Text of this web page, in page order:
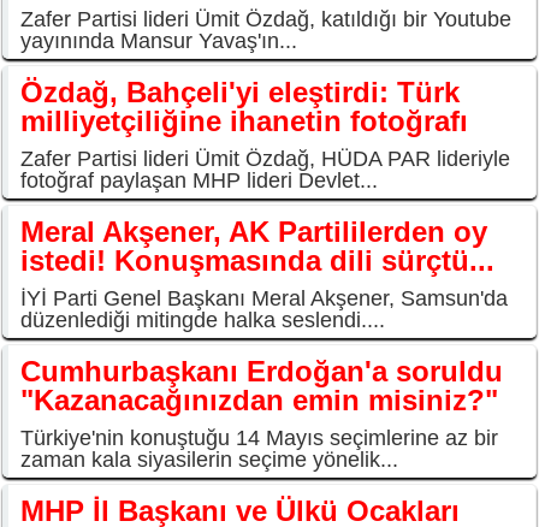
Zafer Partisi lideri Ümit Özdağ, katıldığı bir Youtube
yayınında Mansur Yavaş'ın...
Özdağ, Bahçeli'yi eleştirdi: Türk
milliyetçiliğine ihanetin fotoğrafı
Zafer Partisi lideri Ümit Özdağ, HÜDA PAR lideriyle
fotoğraf paylaşan MHP lideri Devlet...
Meral Akşener, AK Partililerden oy
istedi! Konuşmasında dili sürçtü...
İYİ Parti Genel Başkanı Meral Akşener, Samsun'da
düzenlediği mitingde halka seslendi....
Cumhurbaşkanı Erdoğan'a soruldu
"Kazanacağınızdan emin misiniz?"
Türkiye'nin konuştuğu 14 Mayıs seçimlerine az bir
zaman kala siyasilerin seçime yönelik...
MHP İl Başkanı ve Ülkü Ocakları